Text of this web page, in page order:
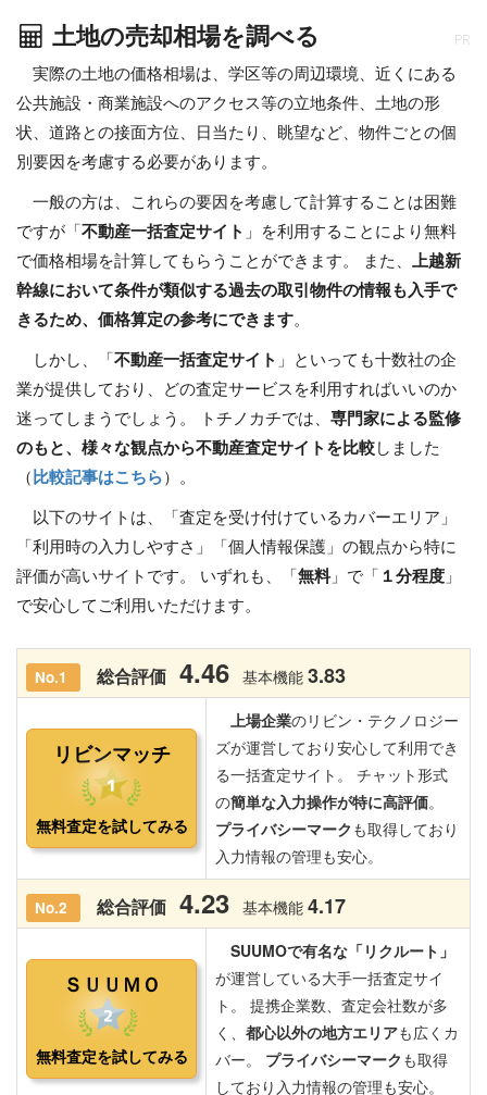
土地の売却相場を調べる PR
実際の土地の価格相場は、学区等の周辺環境、近くにある
公共施設・商業施設へのアクセス等の立地条件、土地の形
状、道路との接面方位、日当たり、眺望など、物件ごとの個
別要因を考慮する必要があります。
一般の方は、これらの要因を考慮して計算することは困難
ですが「 不動産一括査定サイト 」を利用することにより無料
で価格相場を計算してもらうことができます。 また、 上越新
幹線において条件が類似する過去の取引物件の情報も入手で
きるため、価格算定の参考にできます。
しかし、「 不動産一括査定サイト 」といっても十数社の企
業が提供しており、どの査定サービスを利用すればいいのか
迷ってしまうでしょう。 トチノカチでは、 専門家による監修
のもと、様々な観点から不動産査定サイトを比較 しました
（ 比較記事はこちら ）。
以下のサイトは、「査定を受け付けているカバーエリア」
「利用時の入力しやすさ」「個人情報保護」の観点から特に
評価が高いサイトです。 いずれも、「 無料」で「 １分程度 」
で安心してご利用いただけます。